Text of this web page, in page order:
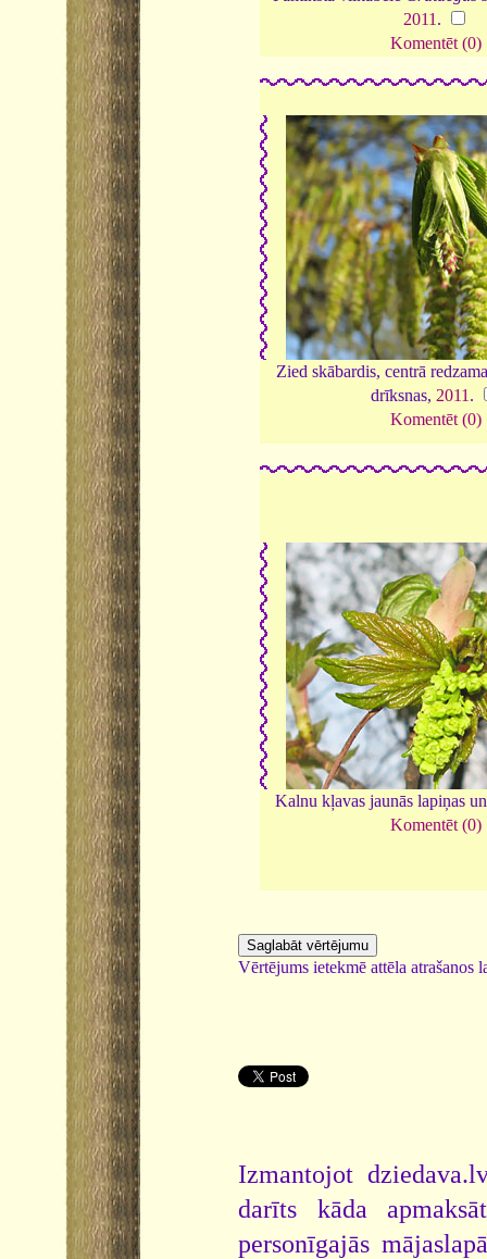
2011 .
Komentēt (0)
Zied skābardis, centrā
drīksnas, 2011 .
Komentēt (0)
Kalnu kļavas jaunās lapiņas
Komentēt (0)
Vērtējums ietekmē attēla atrašanos
Izmantojot
darīts kāda
personīgajās